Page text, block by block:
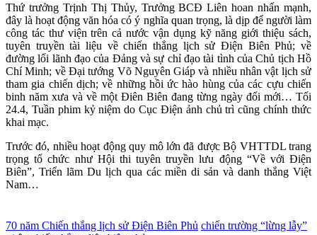
Thứ trưởng Trịnh Thị Thủy, Trưởng BCĐ Liên hoan nhấn mạnh,
đây là hoạt động văn hóa có ý nghĩa quan trọng, là dịp để người làm
công tác thư viện trên cả nước vận dụng kỹ năng giới thiệu sách,
tuyên truyền tài liệu về chiến thắng lịch sử Điện Biên Phủ; về
đường lối lãnh đạo của Đảng và sự chỉ đạo tài tình của Chủ tịch Hồ
Chí Minh; về Đại tướng Võ Nguyên Giáp và nhiều nhân vật lịch sử
tham gia chiến dịch; về những hồi ức hào hùng của các cựu chiến
binh năm xưa và về một Điên Biên đang từng ngày đổi mới… Tối
24.4, Tuần phim kỷ niệm do Cục Điện ảnh chủ trì cũng chính thức
khai mạc.
Trước đó, nhiều hoạt động quy mô lớn đã được Bộ VHTTDL trang
trọng tổ chức như Hội thi tuyên truyền lưu động “Về với Điện
Biên”, Triển lãm Du lịch qua các miền di sản và danh thắng Việt
Nam…
70 năm Chiến thắng lịch sử Điện Biên Phủ chiến trường “lừng lẫy”